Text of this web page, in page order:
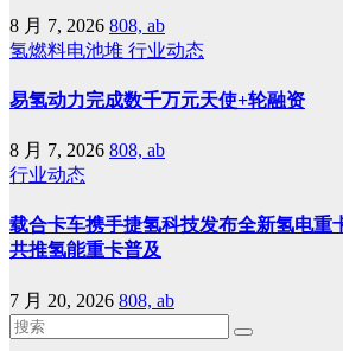
8 月 7, 2026 808, ab
氢燃料电池堆 行业动态
易氢动力完成数千万元天使+轮融资
8 月 7, 2026 808, ab
行业动态
载合卡车携手捷氢科技发布全新氢电重
共推氢能重卡普及
7 月 20, 2026 808, ab